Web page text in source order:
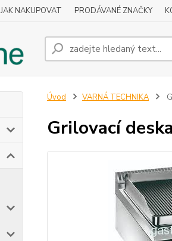
JAK NAKUPOVAT PRODÁVANÉ ZNAČKY
Úvod VARNÁ TECHNIKA
Grilovací